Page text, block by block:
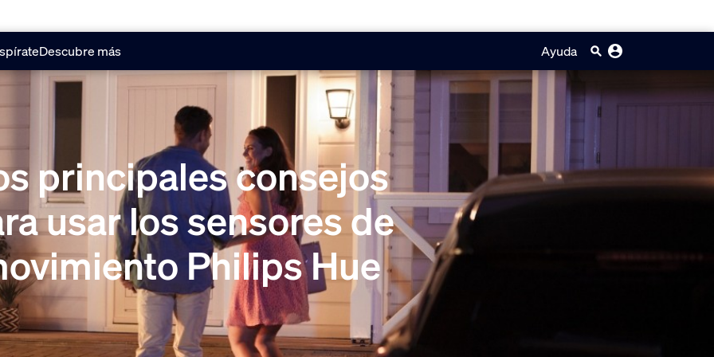
Descubre más Ayuda
principales consejos
usar los sensores de
Philips Hue